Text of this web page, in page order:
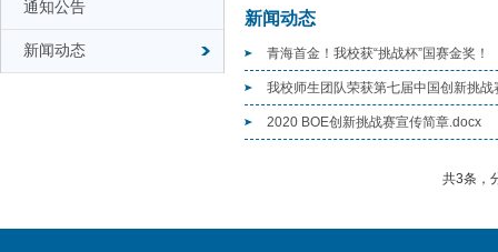
通知公告
新闻动态
新闻动态
青海首金！我校获“挑战杯”国赛金奖！
我校师生团队荣获第七届中国创新挑战
2020 BOE创新挑战赛宣传简章.docx
共3条，